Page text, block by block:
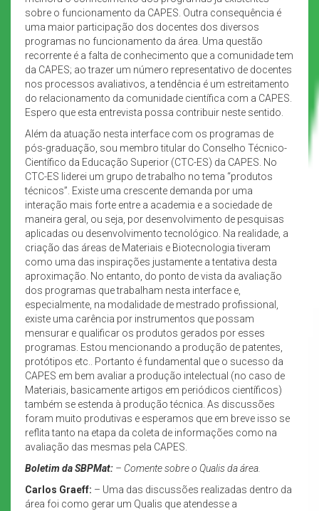
sobre o funcionamento da CAPES. Outra consequência é
uma maior participação dos docentes dos diversos
programas no funcionamento da área. Uma questão
recorrente é a falta de conhecimento que a comunidade tem
da CAPES; ao trazer um número representativo de docentes
nos processos avaliativos, a tendência é um estreitamento
do relacionamento da comunidade científica com a CAPES.
Espero que esta entrevista possa contribuir neste sentido.
Além da atuação nesta interface com os programas de
pós-graduação, sou membro titular do Conselho Técnico-
Científico da Educação Superior (CTC-ES) da CAPES. No
CTC-ES liderei um grupo de trabalho no tema “produtos
técnicos”. Existe uma crescente demanda por uma
interação mais forte entre a academia e a sociedade de
maneira geral, ou seja, por desenvolvimento de pesquisas
aplicadas ou desenvolvimento tecnológico. Na realidade, a
criação das áreas de Materiais e Biotecnologia tiveram
como uma das inspirações justamente a tentativa desta
aproximação. No entanto, do ponto de vista da avaliação
dos programas que trabalham nesta interface e,
especialmente, na modalidade de mestrado profissional,
existe uma carência por instrumentos que possam
mensurar e qualificar os produtos gerados por esses
programas. Estou mencionando a produção de patentes,
protótipos etc.. Portanto é fundamental que o sucesso da
CAPES em bem avaliar a produção intelectual (no caso de
Materiais, basicamente artigos em periódicos científicos)
também se estenda à produção técnica. As discussões
foram muito produtivas e esperamos que em breve isso se
reflita tanto na etapa da coleta de informações como na
avaliação das mesmas pela CAPES.
Boletim da SBPMat: – Comente sobre o Qualis da área.
Carlos Graeff: – Uma das discussões realizadas dentro da
área foi como gerar um Qualis que atendesse a